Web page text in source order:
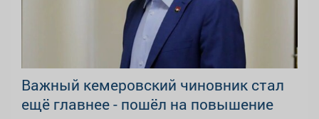
Важный кемеровский чиновник стал
ещё главнее - пошёл на повышение